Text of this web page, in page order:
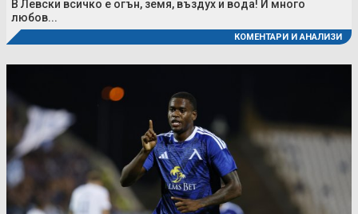
В Левски всичко е огън, земя, въздух и вода! И много
любов...
КОМЕНТАРИ И АНАЛИЗИ